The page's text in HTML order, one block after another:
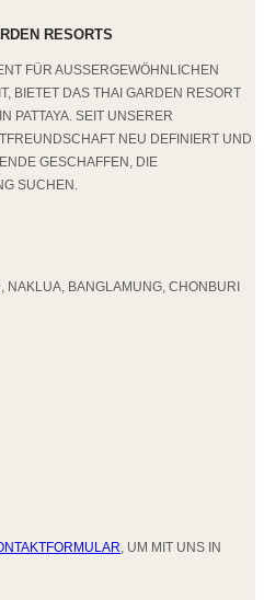
RESORTS
FÜR AUSSERGEWÖHNLICHEN S
DAS THAI GARDEN RESORT E
SEIT UNSERER E
NEU DEFINIERT UND E
GESCHAFFEN, DIE E
SUCHEN.
NAKLUA, BANGLAMUNG, CHONBURI
, UM MIT UNS IN